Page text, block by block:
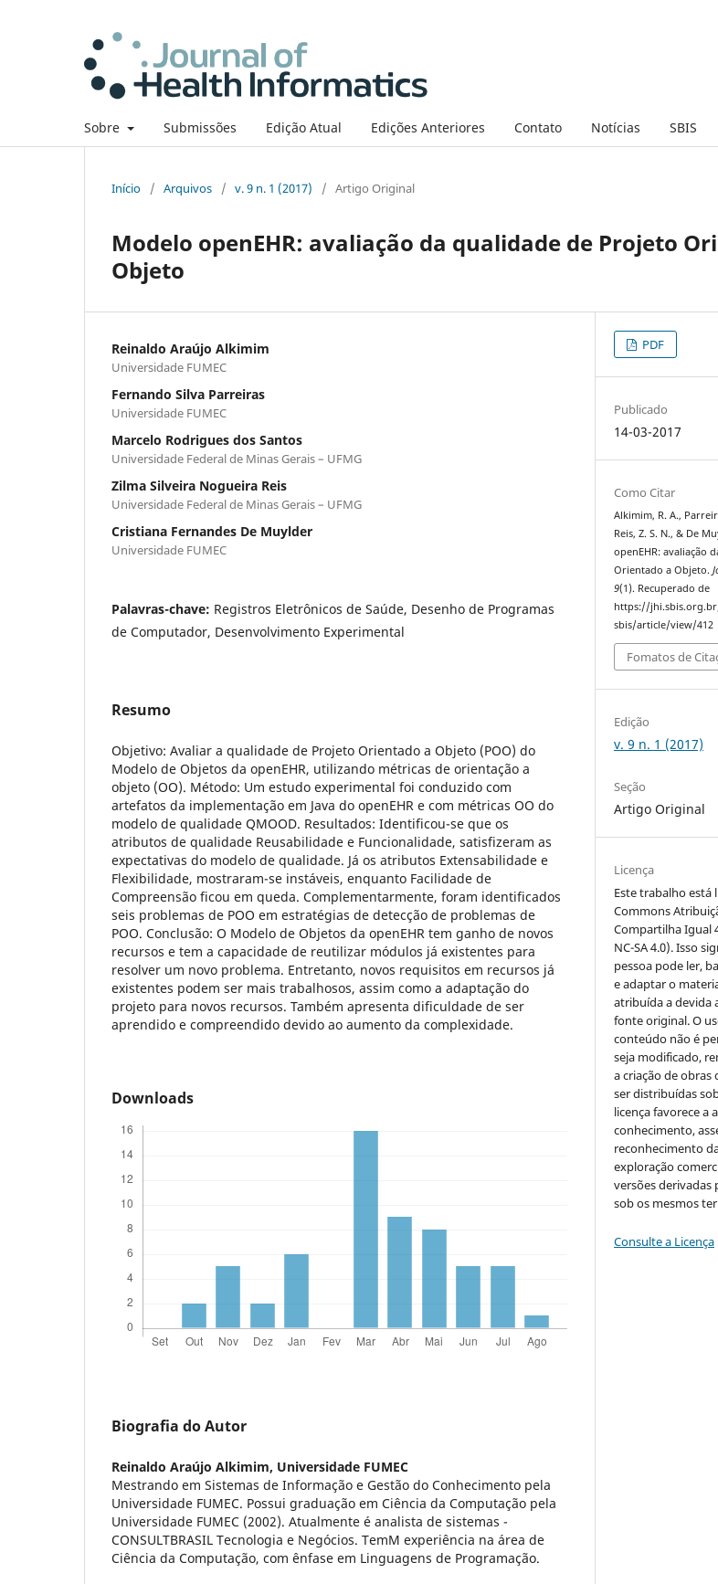
Sobre Submissões Edição Atual Edições Anteriores Contato Notícias SBIS
Início / Arquivos / v. 9 n. 1 (2017) / Artigo Original
Modelo openEHR: avaliação da qualidade de Projeto
Objeto
Reinaldo Araújo Alkimim
Universidade FUMEC
Fernando Silva Parreiras
Universidade FUMEC
Marcelo Rodrigues dos Santos
Universidade Federal de Minas Gerais – UFMG
Zilma Silveira Nogueira Reis
Universidade Federal de Minas Gerais – UFMG
Cristiana Fernandes De Muylder
Universidade FUMEC
Palavras-chave: Registros Eletrônicos de Saúde, Desenho de Programas
de Computador, Desenvolvimento Experimental
Resumo
Objetivo: Avaliar a qualidade de Projeto Orientado a Objeto (POO) do
Modelo de Objetos da openEHR, utilizando métricas de orientação a
objeto (OO). Método: Um estudo experimental foi conduzido com
artefatos da implementação em Java do openEHR e com métricas OO do
modelo de qualidade QMOOD. Resultados: Identificou-se que os
atributos de qualidade Reusabilidade e Funcionalidade, satisfizeram as
expectativas do modelo de qualidade. Já os atributos Extensabilidade e
Flexibilidade, mostraram-se instáveis, enquanto Facilidade de
Compreensão ficou em queda. Complementarmente, foram identificados
seis problemas de POO em estratégias de detecção de problemas de
POO. Conclusão: O Modelo de Objetos da openEHR tem ganho de novos
recursos e tem a capacidade de reutilizar módulos já existentes para
resolver um novo problema. Entretanto, novos requisitos em recursos já
existentes podem ser mais trabalhosos, assim como a adaptação do
projeto para novos recursos. Também apresenta dificuldade de ser
aprendido e compreendido devido ao aumento da complexidade.
Downloads
Biografia do Autor
Reinaldo Araújo Alkimim, Universidade FUMEC
Mestrando em Sistemas de Informação e Gestão do Conhecimento pela
Universidade FUMEC. Possui graduação em Ciência da Computação pela
Universidade FUMEC (2002). Atualmente é analista de sistemas -
CONSULTBRASIL Tecnologia e Negócios. TemM experiência na área de
Ciência da Computação, com ênfase em Linguagens de Programação.
PDF
Publicado
14-03-2017
Como Citar
Alkimim, R. A.,
Reis, Z. S. N., & De
openEHR: avaliação
Orientado a Objeto.
9(1). Recuperado de
https://
sbis/article/view/412
Fomatos de
Edição
v. 9 n. 1 (2017)
Seção
Artigo Original
Licença
Este trabalho está
Commons
Compartilha Igual
NC-SA 4.0). Isso
pessoa pode ler,
e adaptar o
atribuída a devida
fonte original. O
conteúdo não é
seja modificado,
a criação de obras
ser distribuídas
licença favorece a
conhecimento,
reconhecimento
exploração
versões derivadas
sob os mesmos
Consulte a Licença